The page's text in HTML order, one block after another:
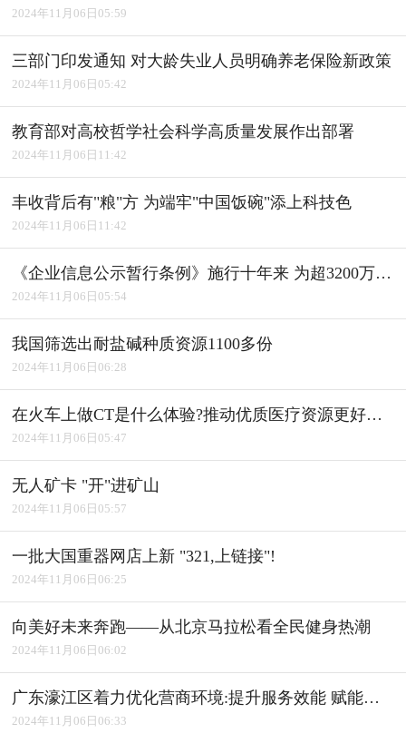
2024年11月06日05:59
三部门印发通知 对大龄失业人员明确养老保险新政策
2024年11月06日05:42
教育部对高校哲学社会科学高质量发展作出部署
2024年11月06日11:42
丰收背后有"粮"方 为端牢"中国饭碗"添上科技色
2024年11月06日11:42
《企业信息公示暂行条例》施行十年来 为超3200万户经营主体修复信用
2024年11月06日05:54
我国筛选出耐盐碱种质资源1100多份
2024年11月06日06:28
在火车上做CT是什么体验?推动优质医疗资源更好惠及基层
2024年11月06日05:47
无人矿卡 "开"进矿山
2024年11月06日05:57
一批大国重器网店上新 "321,上链接"!
2024年11月06日06:25
向美好未来奔跑――从北京马拉松看全民健身热潮
2024年11月06日06:02
广东濠江区着力优化营商环境:提升服务效能 赋能产业发展
2024年11月06日06:33